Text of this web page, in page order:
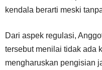
kendala berarti meski
Dari aspek regulasi,
tersebut menilai tidak ada
mengharuskan pengisian